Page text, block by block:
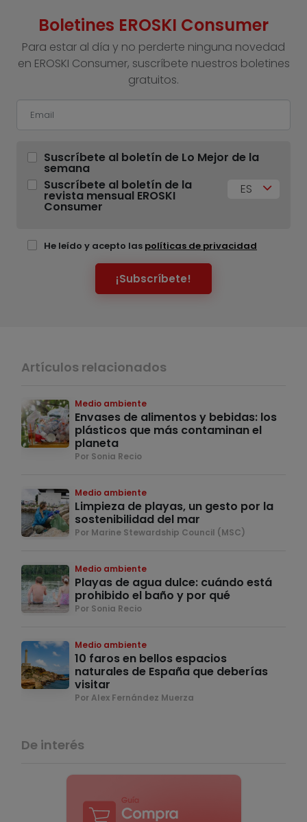
Boletines EROSKI Consumer
Para estar al día y no perderte ninguna novedad
en EROSKI Consumer, suscríbete nuestros boletines
gratuitos.
Suscríbete al boletín de Lo Mejor de la
semana
Suscríbete al boletín de la
revista mensual EROSKI
Consumer
ES
He leído y acepto las políticas de privacidad
¡Subscríbete!
Artículos relacionados
Medio ambiente
Envases de alimentos y bebidas: los
plásticos que más contaminan el
planeta
Por Sonia Recio
Medio ambiente
Limpieza de playas, un gesto por la
sostenibilidad del mar
Por Marine Stewardship Council (MSC)
Medio ambiente
Playas de agua dulce: cuándo está
prohibido el baño y por qué
Por Sonia Recio
Medio ambiente
10 faros en bellos espacios
naturales de España que deberías
visitar
Por Alex Fernández Muerza
De interés